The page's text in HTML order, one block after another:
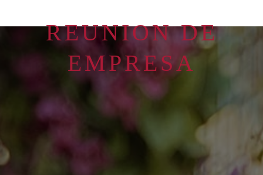
REUNION DE
EMPRESA